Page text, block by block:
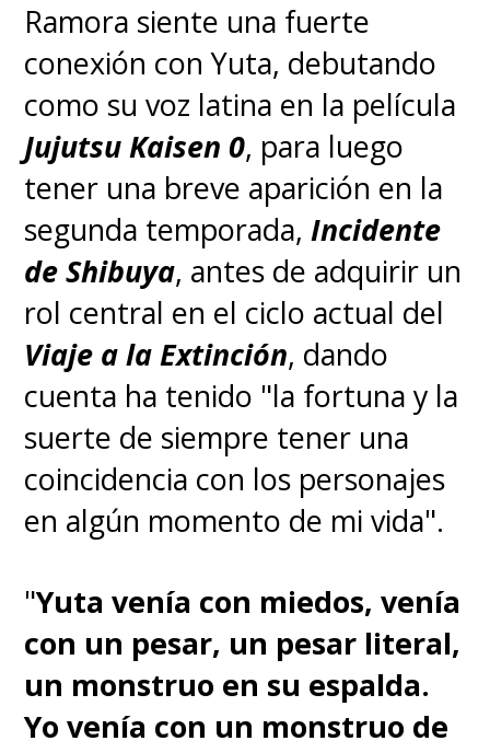
Ramora siente una fuerte
conexión con Yuta, debutando
como su voz latina en la película
Jujutsu Kaisen 0, para luego
tener una breve aparición en la
segunda temporada,Incidente
de Shibuya, antes de adquirir un
rol central en el ciclo actual del
Viaje a la Extinción, dando
cuenta ha tenido "la fortuna y la
suerte de siempre tener una
coincidencia con los personajes
en algún momento de mi vida".
"Yuta venía con miedos, venía
con un pesar, un pesar literal,
un monstruo en su espalda.
Yo venía con un monstruo de